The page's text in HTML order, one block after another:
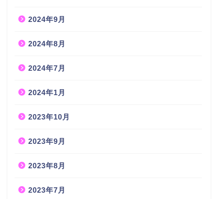
2024年9月
2024年8月
2024年7月
2024年1月
2023年10月
2023年9月
2023年8月
2023年7月